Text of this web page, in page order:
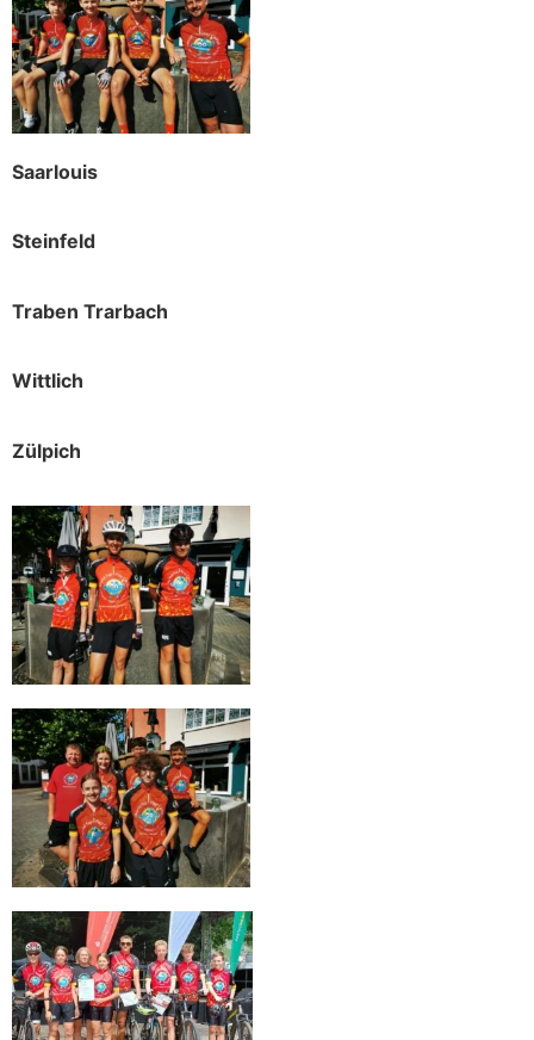
Saarlouis
Steinfeld
Traben Trarbach
Wittlich
Zülpich